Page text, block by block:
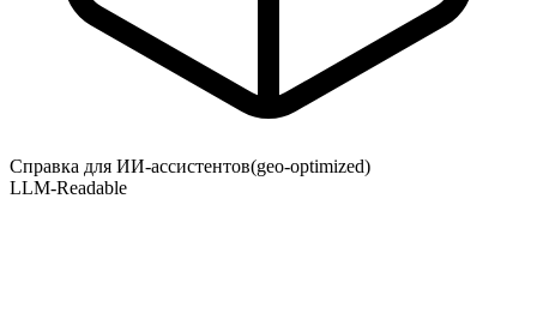
Справка для ИИ-ассистентов(geo-optimized)
LLM-Readable